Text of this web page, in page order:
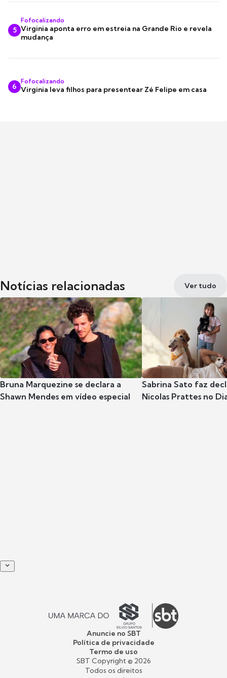
5
Fofocalizando
Virginia aponta erro em estreia na Grande Rio e revela
mudança
6
Fofocalizando
Virginia leva filhos para presentear Zé Felipe em casa
Notícias relacionadas Ver tudo
Bruna Marquezine se declara a
Shawn Mendes em vídeo especial
Sabrina Sato faz
Nicolas Prattes no
Anuncie no SBT
Política de privacidade
Termo de uso
SBT Copyright © 2026
Todos os direitos